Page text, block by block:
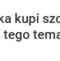
kupi
tego